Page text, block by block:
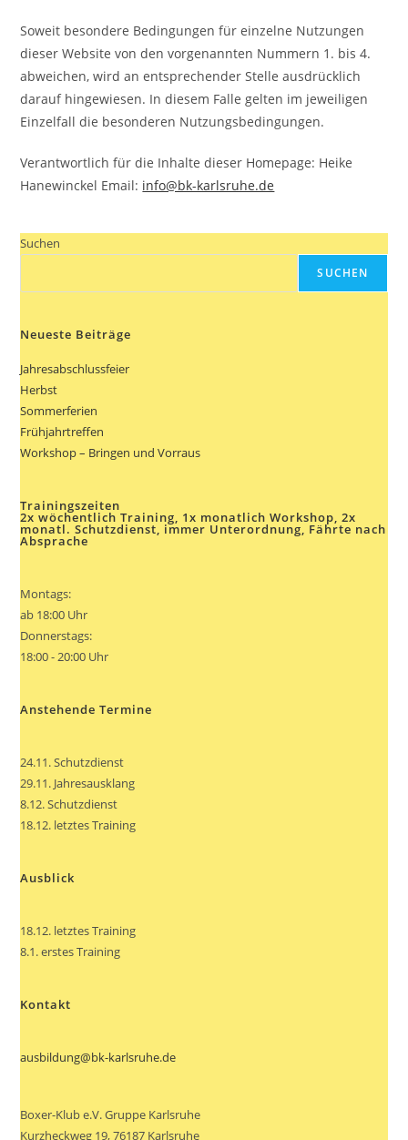
Soweit besondere Bedingungen für einzelne Nutzungen
dieser Website von den vorgenannten Nummern 1. bis 4.
abweichen, wird an entsprechender Stelle ausdrücklich
darauf hingewiesen. In diesem Falle gelten im jeweiligen
Einzelfall die besonderen Nutzungsbedingungen.
Verantwortlich für die Inhalte dieser Homepage: Heike
Hanewinckel Email: info@bk-karlsruhe.de
Suchen
SUCHEN
Neueste Beiträge
Jahresabschlussfeier
Herbst
Sommerferien
Frühjahrtreffen
Workshop – Bringen und Vorraus
Trainingszeiten
2x wöchentlich Training, 1x monatlich Workshop, 2x
monatl. Schutzdienst, immer Unterordnung, Fährte nach
Absprache
Montags:
ab 18:00 Uhr
Donnerstags:
18:00 - 20:00 Uhr
Anstehende Termine
24.11. Schutzdienst
29.11. Jahresausklang
8.12. Schutzdienst
18.12. letztes Training
Ausblick
18.12. letztes Training
8.1. erstes Training
Kontakt
ausbildung@bk-karlsruhe.de
Boxer-Klub e.V. Gruppe Karlsruhe
Kurzheckweg 19, 76187 Karlsruhe